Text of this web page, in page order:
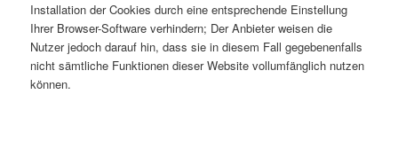
Installation der Cookies durch eine entsprechende Einstellung
Ihrer Browser-Software verhindern; Der Anbieter weisen die
Nutzer jedoch darauf hin, dass sie in diesem Fall gegebenenfalls
nicht sämtliche Funktionen dieser Website vollumfänglich nutzen
können.